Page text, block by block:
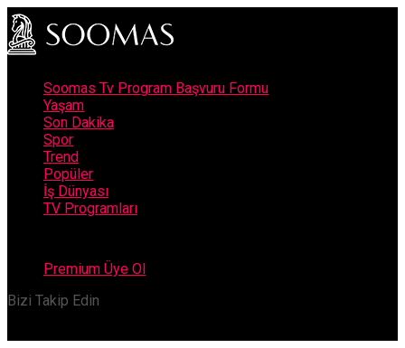
Soomas Tv Program Başvuru Formu
Yaşam
Son Dakika
Spor
Trend
Popüler
İş Dünyası
TV Programları
Premium Üye Ol
Bizi Takip Edin